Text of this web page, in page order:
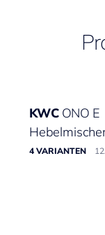
KWC ONO E
4 VARIANTEN